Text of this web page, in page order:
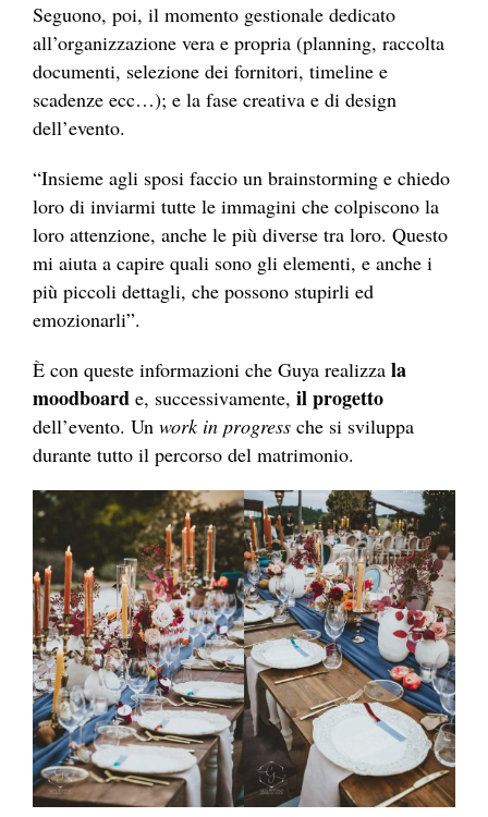
Seguono, poi, il momento gestionale dedicato
all’organizzazione vera e propria (planning, raccolta
documenti, selezione dei fornitori, timeline e
scadenze ecc…); e la fase creativa e di design
dell’evento.
“Insieme agli sposi faccio un brainstorming e chiedo
loro di inviarmi tutte le immagini che colpiscono la
loro attenzione, anche le più diverse tra loro. Questo
mi aiuta a capire quali sono gli elementi, e anche i
più piccoli dettagli, che possono stupirli ed
emozionarli”.
È con queste informazioni che Guya realizza la
moodboard e, successivamente, il progetto
dell’evento. Un work in progress che si sviluppa
durante tutto il percorso del matrimonio.